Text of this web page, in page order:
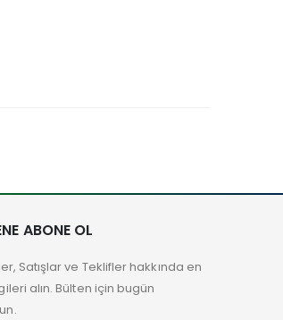
ABONE OL
Satışlar ve Teklifler hakkında en
alın. Bülten için bugün